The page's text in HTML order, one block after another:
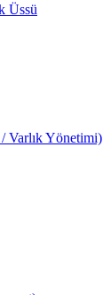
Üssü
/ Varlık Yönetimi)